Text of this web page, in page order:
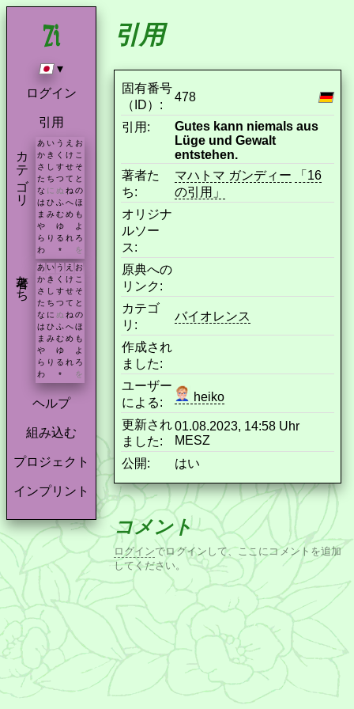
▾
ログイン
引用
カテゴリ あ い う え お
か き く け こ
さ し す せ そ
た ち つ て と
な に ぬ ね の
は ひ ふ へ ほ
ま み む め も
や
ゆ
よ
ら り る れ ろ
わ
* を
著者たち あ い う え お
か き く け こ
さ
し す せ そ
た ち つ て と
な に ぬ ね の
は ひ ふ へ ほ
ま み む め も
や
ゆ
よ
ら り る れ ろ
わ
* を
ヘルプ
組み込む
プロジェクト
インプリント
引用
固有番号
（ID）:
478
引用:
Gutes kann niemals aus
Lüge und Gewalt
entstehen.
著者た
ち:
マハトマ ガンディー
「16
の引用」
オリジナ
ルソー
ス:
原典への
リンク:
カテゴ
リ:
バイオレンス
作成され
ました:
ユーザー
による:
heiko
更新され
ました:
01.08.2023, 14:58 Uhr
MESZ
公開:
はい
コメント
ログインでログインして、ここにコメントを追加
してください。